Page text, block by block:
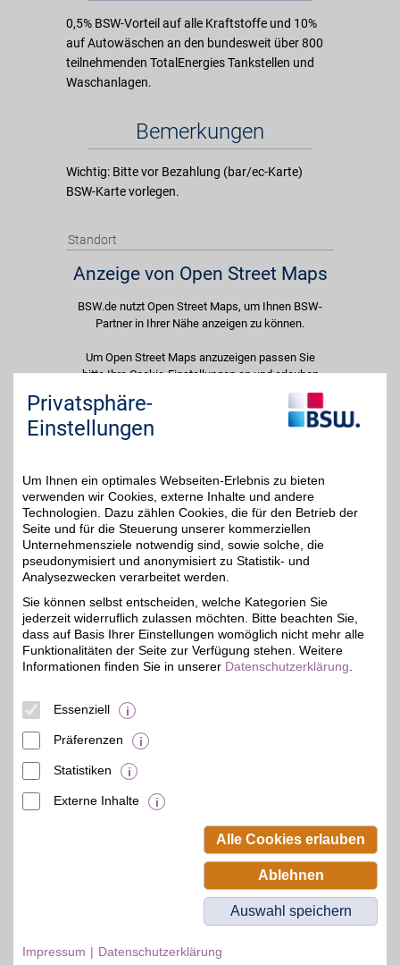
0,5% BSW-Vorteil auf alle Kraftstoffe und 10%
auf Autowäschen an den bundesweit über 800
teilnehmenden TotalEnergies Tankstellen und
Waschanlagen.
Bemerkungen
Wichtig: Bitte vor Bezahlung (bar/ec-Karte)
BSW-Karte vorlegen.
Standort
Anzeige von Open Street Maps
BSW.de nutzt Open Street Maps, um Ihnen BSW-
Partner in Ihrer Nähe anzeigen zu können.
Um Open Street Maps anzuzeigen passen Sie
bitte Ihre Cookie-Einstellungen an und erlauben
Sie "Externe Inhalte". Diese Auswahl können Sie
jederzeit über die Cookie-Einstellungen im
unteren Seitenbereich ändern.
Adresse
Müchelner Str. 04
06242 Braunsbedra
Filialen in der Nähe
Beamten-Selbsthilfewerk GmbH.
Privatsphäre-
Einstellungen
Um Ihnen ein optimales Webseiten-Erlebnis zu bieten
verwenden wir Cookies, externe Inhalte und andere
Technologien. Dazu zählen Cookies, die für den Betrieb der
Seite und für die Steuerung unserer kommerziellen
Unternehmensziele notwendig sind, sowie solche, die
pseudonymisiert und anonymisiert zu Statistik- und
Analysezwecken verarbeitet werden.
Sie können selbst entscheiden, welche Kategorien Sie
jederzeit widerruflich zulassen möchten. Bitte beachten Sie,
dass auf Basis Ihrer Einstellungen womöglich nicht mehr alle
Funktionalitäten der Seite zur Verfügung stehen. Weitere
Informationen finden Sie in unserer Datenschutzerklärung
Essenziell
Präferenzen
Statistiken
Externe Inhalte
Alle Cookies erlauben
Ablehnen
Auswahl speichern
Impressum Datenschutzerklärung